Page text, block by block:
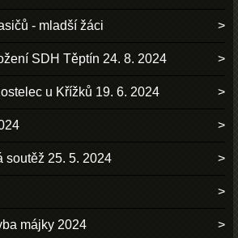
- mladší žáci
SDH Těptín 24. 8. 2024
u Křížků 19. 6. 2024
soutěž 25. 5. 2024
májky 2024